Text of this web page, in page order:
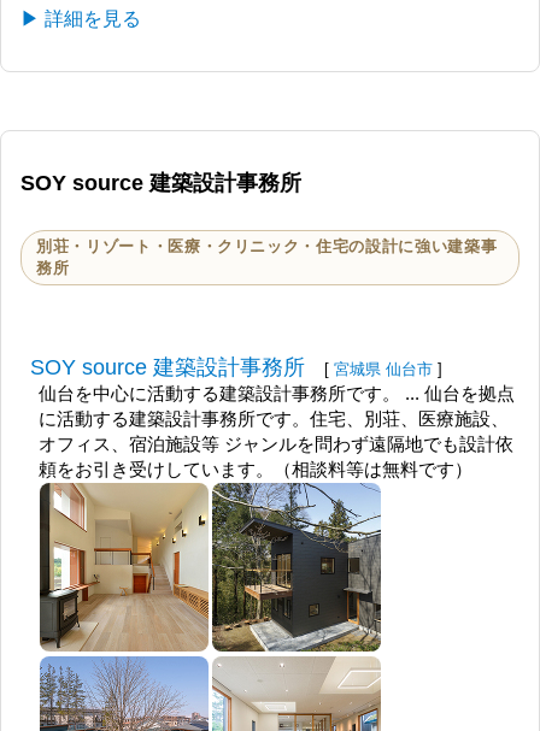
▶ 詳細を見る
SOY source 建築設計事務所
別荘・リゾート・医療・クリニック・住宅の設計に強い建築事
務所
SOY source 建築設計事務所 [ 宮城県 仙台市 ]
仙台を中心に活動する建築設計事務所です。 ... 仙台を拠点
に活動する建築設計事務所です。住宅、別荘、医療施設、
オフィス、宿泊施設等 ジャンルを問わず遠隔地でも設計依
頼をお引き受けしています。（相談料等は無料です）